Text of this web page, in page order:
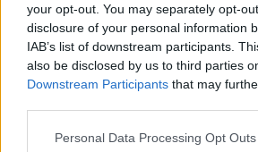
your opt-out. You may separately opt-
disclosure of your personal information
IAB’s list of downstream participants.
also be disclosed by us to third parties
Downstream Participants that may
Personal Data Processing Opt Outs
Tangle Junho 2
S O M
A
S
O L
A
S
O L
O
P
O L
O